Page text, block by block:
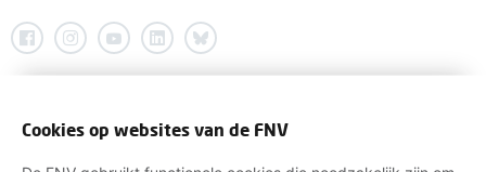
Cookies op websites van de FNV